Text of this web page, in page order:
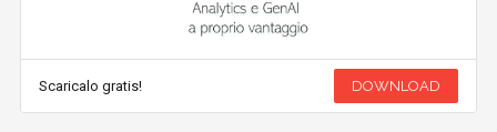
Scaricalo gratis! DOWNLOAD